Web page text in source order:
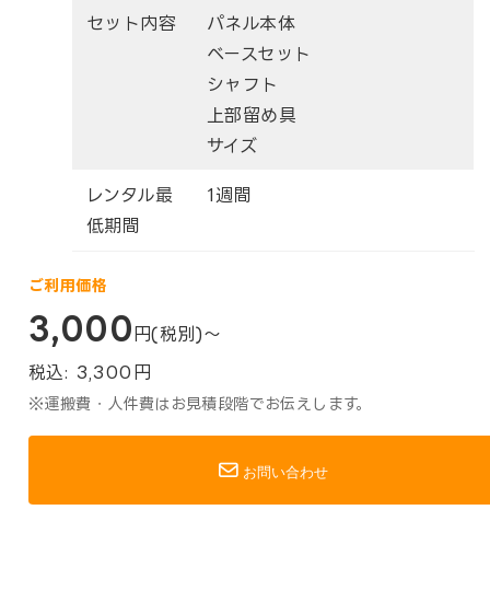
セット内容
パネル本体
ベースセット
シャフト
上部留め具
サイズ
レンタル最
低期間
1週間
ご利用価格
3,000 円(税別)～
税込: 3,300 円
※運搬費・人件費はお見積段階でお伝えします。
お問い合わせ